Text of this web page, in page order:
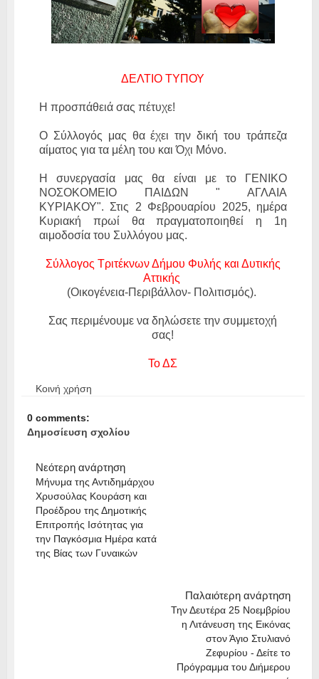
ΔΕΛΤΙΟ ΤΥΠΟΥ
Η προσπάθειά σας πέτυχε!
Ο Σύλλογός μας θα έχει την δική του τράπεζα
αίματος για τα μέλη του και Όχι Μόνο.
Η συνεργασία μας θα είναι με το ΓΕΝΙΚΟ
ΝΟΣΟΚΟΜΕΙΟ ΠΑΙΔΩΝ " ΑΓΛΑΙΑ
ΚΥΡΙΑΚΟΥ". Στις 2 Φεβρουαρίου 2025, ημέρα
Κυριακή πρωί θα πραγματοποιηθεί η 1η
αιμοδοσία του Συλλόγου μας.
Σύλλογος Τριτέκνων Δήμου Φυλής και Δυτικής
Αττικής
(Οικογένεια-Περιβάλλον- Πολιτισμός).
Σας περιμένουμε να δηλώσετε την συμμετοχή
σας!
Το ΔΣ
Κοινή χρήση
0 comments:
Δημοσίευση σχολίου
Νεότερη ανάρτηση
Μήνυμα της Αντιδημάρχου
Χρυσούλας Κουράση και
Προέδρου της Δημοτικής
Επιτροπής Ισότητας για
την Παγκόσμια Ημέρα κατά
της Βίας των Γυναικών
Παλαιότερη ανάρτηση
Την Δευτέρα 25 Νοεμβρίου
η Λιτάνευση της Εικόνας
στον Άγιο Στυλιανό
Ζεφυρίου - Δείτε το
Πρόγραμμα του Διήμερου